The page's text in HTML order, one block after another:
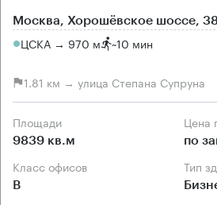
Москва, Хорошёвское шоссе,
ЦСКА → 970 м ~10 мин
1.81 км → улица Степана Супруна
Площади
9839 кв.м по
Класс офисов
B
Тип